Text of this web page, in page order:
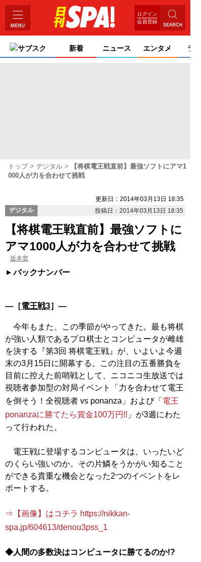
ログイン
会員登録
サブスク 新着 ニュース エンタメ ライ
トップ デジタル
【将棋電王戦直前】最強ソフトにアマ1
000人が力を合わせて挑戦
更新日：2014年03月13日 18:35
デジタル
投稿日：2014年03月13日 18:35
【将棋電王戦直前】最強ソフトに
アマ1000人が力を合わせて挑戦
坂本寛
バックナンバー
―［電王戦3］―
今年もまた、この季節がやってきた。最も将棋
が強い人類であるプロ棋士とコンピュータが雌雄
を決する『第3回 将棋電王戦』が、いよいよ今週
末の3月15日に開幕する。この注目の五番勝負を
目前に控えた前哨戦として、ニコニコ生放送では
視聴者参加型の対局イベント「力を合わせて電王
を倒そう！全視聴者 vs ponanza」および「 電王
ponanzaに勝てたら賞金100万円!! 」が3週にわた
って行われた。
電王戦に登場するコンピュータは、いったいど
のくらい強いのか。その片鱗をうかがい知ること
ができる貴重な機会となった2つのイベントをレ
ポートする。
⇒【画像】はコチラ https://nikkan-
spa.jp/604613/denou3pss_1
◆人間の多数決はコンピュータに勝てるのか!?